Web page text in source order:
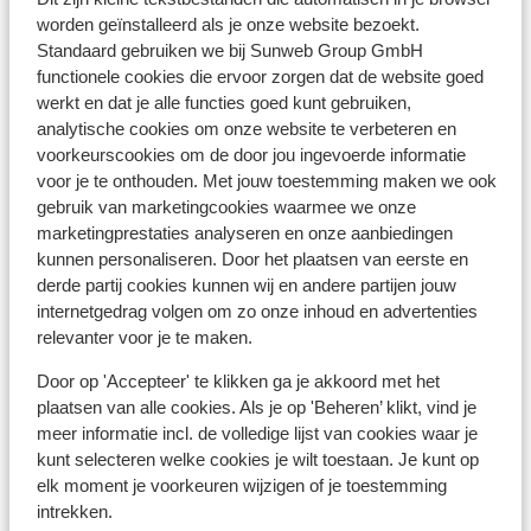
worden geïnstalleerd als je onze website bezoekt.
Standaard gebruiken we bij Sunweb Group GmbH
functionele cookies die ervoor zorgen dat de website goed
werkt en dat je alle functies goed kunt gebruiken,
analytische cookies om onze website te verbeteren en
voorkeurscookies om de door jou ingevoerde informatie
voor je te onthouden. Met jouw toestemming maken we ook
gebruik van marketingcookies waarmee we onze
marketingprestaties analyseren en onze aanbiedingen
kunnen personaliseren. Door het plaatsen van eerste en
derde partij cookies kunnen wij en andere partijen jouw
internetgedrag volgen om zo onze inhoud en advertenties
relevanter voor je te maken.
Door op 'Accepteer' te klikken ga je akkoord met het
plaatsen van alle cookies. Als je op 'Beheren’ klikt, vind je
meer informatie incl. de volledige lijst van cookies waar je
kunt selecteren welke cookies je wilt toestaan. Je kunt op
elk moment je voorkeuren wijzigen of je toestemming
intrekken.
een geldige identiteitskaart.
Heb je niet de Nederlandse nationaliteit, dan is het
belangrijk om na te vragen of er andere regels van
toepassing zijn. Dit vraag je na bij de ambassade van
het land waar je heen wilt en de landen waar je doorheen
Het reizen met de juiste documenten is jouw eigen
verantwoordelijkheid. Sunweb kan hiervoor niet
aansprakelijk worden gesteld.
Vaccinatie:
Voor actuele informatie betreffende vaccinaties en
andere gegevens over gezondheid en reizen vind je op
de site van LCR: https://www.lcr.nl/.
Alarmnummer: